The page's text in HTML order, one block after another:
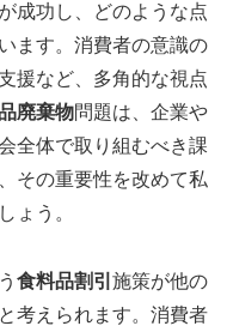
成功し、どのような点
ます。消費者の意識の
援など、多角的な視点
廃棄物問題は、企業や
全体で取り組むべき課
その重要性を改めて私
ょう。
食料品割引 施策が他の
考えられます。消費者